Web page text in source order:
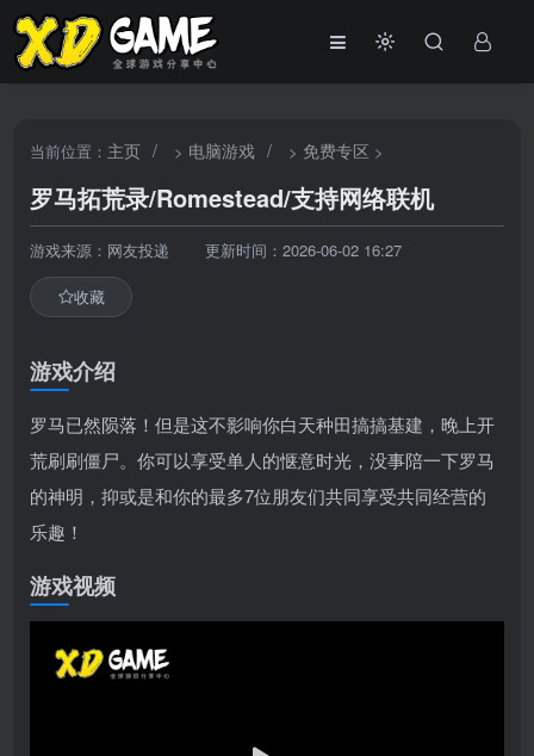
当前位置： 主页 / > 电脑游戏 / > 免费专区 >
罗马拓荒录/Romestead/支持网络联机
游戏来源：网友投递 更新时间：2026-06-02 16:27
收藏
游戏介绍
罗马已然陨落！但是这不影响你白天种田搞搞基建，晚上开
荒刷刷僵尸。你可以享受单人的惬意时光，没事陪一下罗马
的神明，抑或是和你的最多7位朋友们共同享受共同经营的
乐趣！
游戏视频